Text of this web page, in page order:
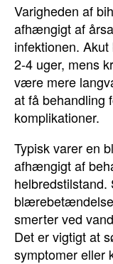
Varigheden af
afhængigt af
infektionen.
2-4 uger, mens
være mere
at få behandling
komplikationer.
Typisk varer en
afhængigt af
helbredstilstand.
smerter ved
Det er vigtigt at
symptomer eller